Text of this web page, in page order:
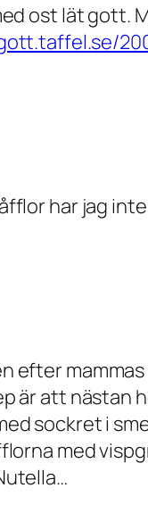
ost lät gott.
har jag
efter
är att nästan
sockret i
med